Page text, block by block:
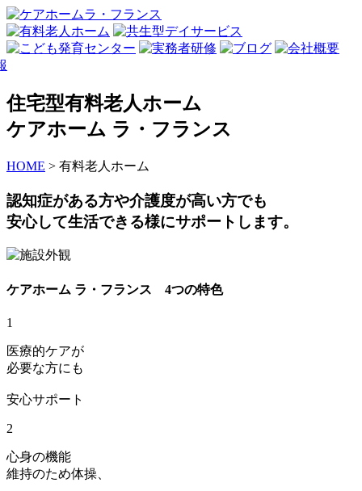
住宅型有料老人ホーム
ケアホーム ラ・フランス
HOME > 有料老人ホーム
認知症がある方や介護度が高い方でも
安心して生活できる様にサポートします。
ケアホーム ラ・フランス 4つの特色
1
医療的ケアが
必要な方にも
安心サポート
2
心身の機能
維持のため体操、